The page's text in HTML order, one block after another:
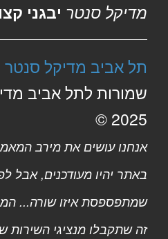
מדיקל סנטר יבגני
תל אביב מדיקל סנטר
2025 ©
אנחנו עושים את מירב
באתר יהיו מעודכנים, אבל
שמתפספסת איזו שורה...
זה שתקבלו מנציגי השירות